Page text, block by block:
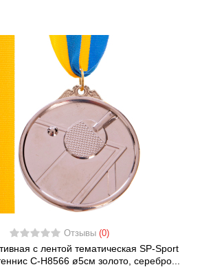
Отзывы (0)
с лентой тематическая SP-Sport
C-H8566 ø5см золото, серебро...